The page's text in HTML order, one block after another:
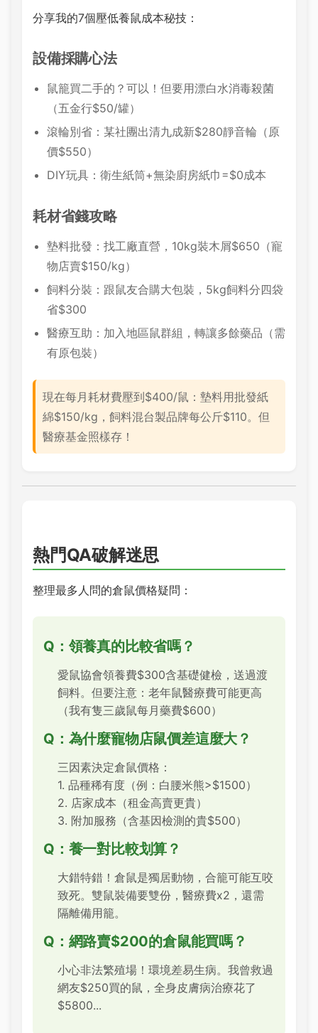
分享我的7個壓低養鼠成本秘技：
設備採購心法
鼠籠買二手的？可以！但要用漂白水消毒殺菌
（五金行$50/罐）
滾輪別省：某社團出清九成新$280靜音輪（原
價$550）
DIY玩具：衛生紙筒+無染廚房紙巾=$0成本
耗材省錢攻略
墊料批發：找工廠直營，10kg裝木屑$650（寵
物店賣$150/kg）
飼料分裝：跟鼠友合購大包裝，5kg飼料分四袋
省$300
醫療互助：加入地區鼠群組，轉讓多餘藥品（需
有原包裝）
現在每月耗材費壓到$400/鼠：墊料用批發紙
綿$150/kg，飼料混台製品牌每公斤$110。但
醫療基金照樣存！
熱門QA破解迷思
整理最多人問的倉鼠價格疑問：
Q：領養真的比較省嗎？
愛鼠協會領養費$300含基礎健檢，送過渡
飼料。但要注意：老年鼠醫療費可能更高
（我有隻三歲鼠每月藥費$600）
Q：為什麼寵物店鼠價差這麼大？
三因素決定倉鼠價格：
1. 品種稀有度（例：白腰米熊>$1500）
2. 店家成本（租金高賣更貴）
3. 附加服務（含基因檢測的貴$500）
Q：養一對比較划算？
大錯特錯！倉鼠是獨居動物，合籠可能互咬
致死。雙鼠裝備要雙份，醫療費x2，還需
隔離備用籠。
Q：網路賣$200的倉鼠能買嗎？
小心非法繁殖場！環境差易生病。我曾救過
網友$250買的鼠，全身皮膚病治療花了
$5800...